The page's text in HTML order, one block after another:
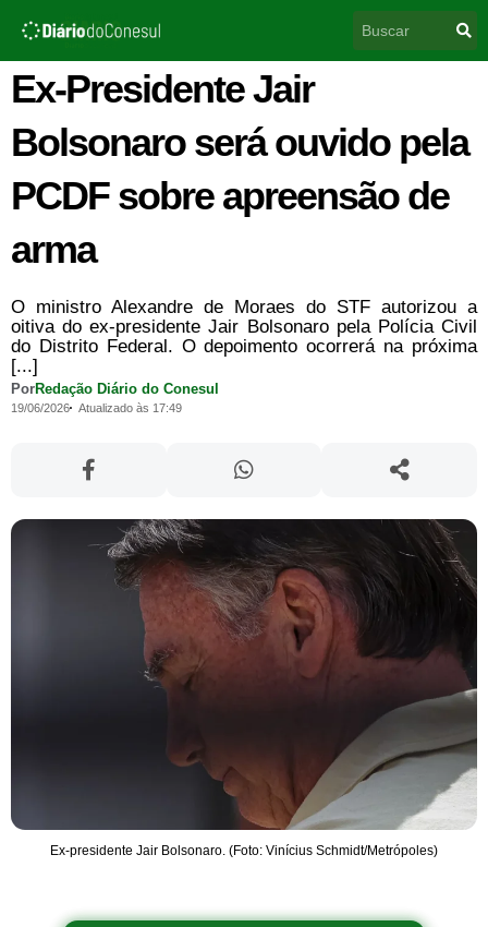
para
conteúdo
Ex-Presidente Jair
Bolsonaro será ouvido pela
PCDF sobre apreensão de
arma
O ministro Alexandre de Moraes do STF autorizou a
oitiva do ex-presidente Jair Bolsonaro pela Polícia Civil
do Distrito Federal. O depoimento ocorrerá na próxima
[...]
PorRedação Diário do Conesul
19/06/2026 Atualizado às 17:49
Ex-presidente Jair Bolsonaro. (Foto: Vinícius Schmidt/Metrópoles)